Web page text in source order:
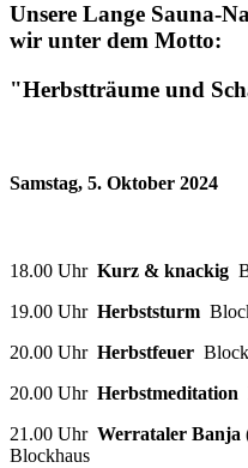
Unsere Lange Sauna-
wir unter dem Motto:
"Herbstträume und
Samstag, 5. Oktober 2024
18.00 Uhr Kurz & knackig
19.00 Uhr Herbststurm
20.00 UhrHerbstfeuer
20.00 Uhr Herbstmeditation
21.00 Uhr Werrataler Banja
Blockhaus